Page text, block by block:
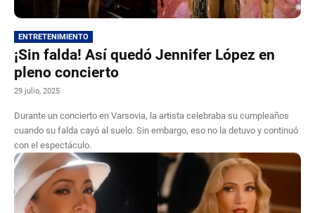
ENTRETENIMIENTO
¡Sin falda! Así quedó Jennifer López en
pleno concierto
29 julio, 2025
Durante un concierto en Varsovia, la artista celebraba su cumpleaños
cuando su falda cayó al suelo. Sin embargo, eso no la detuvo y continuó
con el espectáculo.